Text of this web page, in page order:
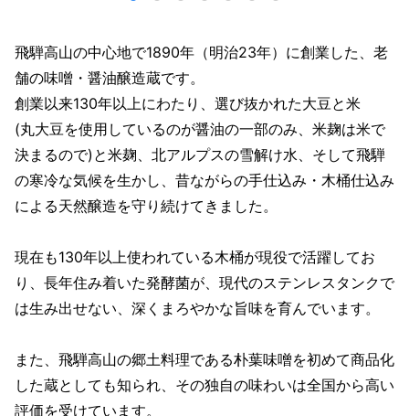
飛騨高山の中心地で1890年（明治23年）に創業した、老
舗の味噌・醤油醸造蔵です。
創業以来130年以上にわたり、選び抜かれた大豆と米
(丸大豆を使用しているのが醤油の一部のみ、米麹は米で
決まるので)と米麹、北アルプスの雪解け水、そして飛騨
の寒冷な気候を生かし、昔ながらの手仕込み・木桶仕込み
による天然醸造を守り続けてきました。
現在も130年以上使われている木桶が現役で活躍してお
り、長年住み着いた発酵菌が、現代のステンレスタンクで
は生み出せない、深くまろやかな旨味を育んでいます。
また、飛騨高山の郷土料理である朴葉味噌を初めて商品化
した蔵としても知られ、その独自の味わいは全国から高い
評価を受けています。